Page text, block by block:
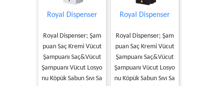
Royal Dispenser
Royal Dispenser; Şam
puan Saç Kremi Vücut
Şampuanı Saç&Vücut
Şampuanı Vücut Losyo
nu Köpük Sabun Sıvı Sa
Royal Dispenser
Royal Dispenser; Şam
puan Saç Kremi Vücut
Şampuanı Saç&Vücut
Şampuanı Vücut Losyo
nu Köpük Sabun Sıvı Sa